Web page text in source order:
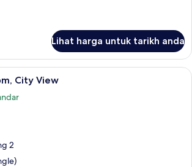
Lihat harga untuk tarikh anda
Superior Twin Room, City View |
City View
2